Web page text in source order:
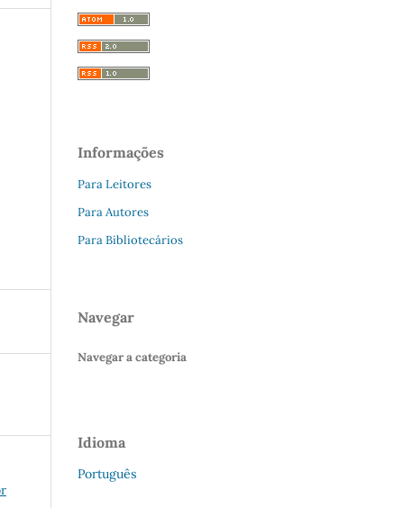
Informações
Para Leitores
Para Autores
Para Bibliotecários
Navegar
Navegar a categoria
Idioma
Português